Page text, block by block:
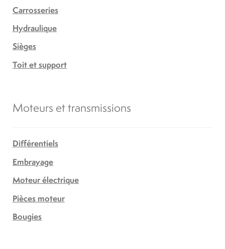
Carrosseries
Hydraulique
Sièges
Toit et support
Moteurs et transmissions
Différentiels
Embrayage
Moteur électrique
Pièces moteur
Bougies